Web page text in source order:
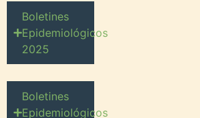
Boletines
Epidemiológicos
2025
Boletines
Epidemiológicos